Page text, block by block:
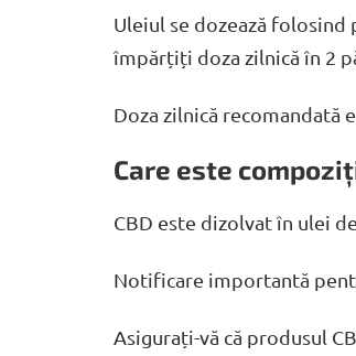
Uleiul se dozează folosind
împărțiți doza zilnică în 2
Doza zilnică recomandată
Care este
CBD este dizolvat în ulei
Notificare importantă
Asigurați-vă că produsul